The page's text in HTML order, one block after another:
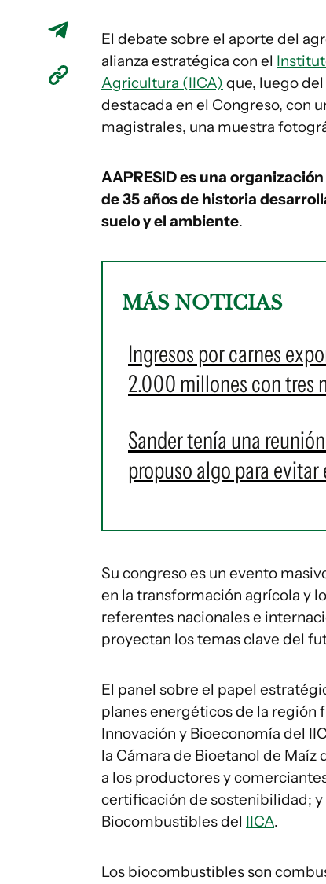
El debate sobre el aporte del
alianza estratégica con el
Agricultura (IICA) que, luego
destacada en el Congreso, con
magistrales, una muestra
AAPRESID es una
de 35 años de historia
suelo y el ambiente.
MÁS NOTICIAS
Ingresos por carnes
2.000 millones con tres
Sander tenía una
propuso algo para
Su congreso es un evento
en la transformación agrícola y
referentes nacionales e
proyectan los temas clave del
El panel sobre el papel
planes energéticos de la región
Innovación y Bioeconomía del
la Cámara de Bioetanol de Maíz
a los productores y
certificación de sostenibilidad;
Biocombustibles del IICA.
Los biocombustibles son